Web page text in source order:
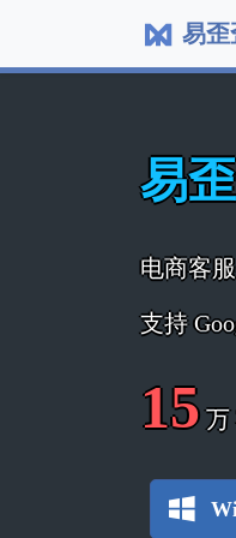
易歪
易
电商客
支持
15 万